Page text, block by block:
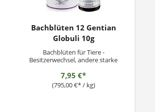
Bachblüten 12 Gentian
Globuli 10g
Bachblüten für Tiere -
Besitzerwechsel, andere starke
7,95 €*
(795,00 €* / kg)